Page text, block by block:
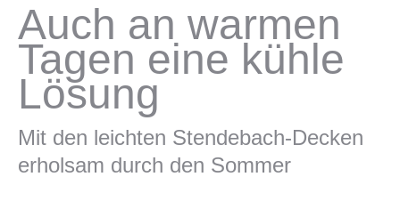
Auch an warmen
Tagen eine kühle
Lösung
Mit den leichten Stendebach-Decken
erholsam durch den Sommer